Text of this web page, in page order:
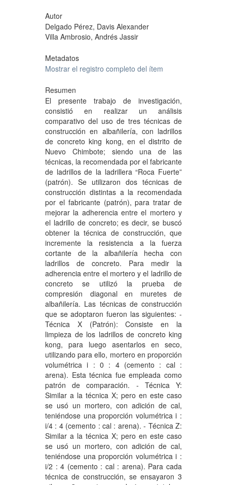
Autor
Delgado Pérez, Davis Alexander
Villa Ambrosio, Andrés Jassir
Metadatos
Mostrar el registro completo del ítem
Resumen
El presente trabajo de investigación,
consistió en realizar un análisis
comparativo del uso de tres técnicas de
construcción en albañilería, con ladrillos
de concreto king kong, en el distrito de
Nuevo Chimbote; siendo una de las
técnicas, la recomendada por el fabricante
de ladrillos de la ladrillera “Roca Fuerte”
(patrón). Se utilizaron dos técnicas de
construcción distintas a la recomendada
por el fabricante (patrón), para tratar de
mejorar la adherencia entre el mortero y
el ladrillo de concreto; es decir, se buscó
obtener la técnica de construcción, que
incremente la resistencia a la fuerza
cortante de la albañilería hecha con
ladrillos de concreto. Para medir la
adherencia entre el mortero y el ladrillo de
concreto se utilizó la prueba de
compresión diagonal en muretes de
albañilería. Las técnicas de construcción
que se adoptaron fueron las siguientes: -
Técnica X (Patrón): Consiste en la
limpieza de los ladrillos de concreto king
kong, para luego asentarlos en seco,
utilizando para ello, mortero en proporción
volumétrica i : 0 : 4 (cemento : cal :
arena). Esta técnica fue empleada como
patrón de comparación. - Técnica Y:
Similar a la técnica X; pero en este caso
se usó un mortero, con adición de cal,
teniéndose una proporción volumétrica i :
i/4 : 4 (cemento : cal : arena). - Técnica Z:
Similar a la técnica X; pero en este caso
se usó un mortero, con adición de cal,
teniéndose una proporción volumétrica i :
i/2 : 4 (cemento : cal : arena). Para cada
técnica de construcción, se ensayaron 3